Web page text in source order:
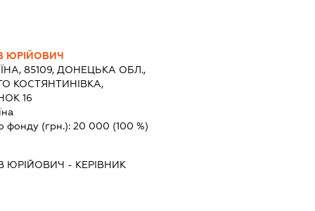
ЮРІЙОВИЧ
85109, ДОНЕЦЬКА ОБЛ.,
КОСТЯНТИНІВКА,
16
фонду (грн.):20 000 (100 %)
ЮРІЙОВИЧ - КЕРІВНИК